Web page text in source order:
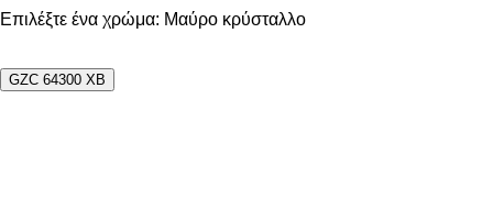
Επιλέξτε ένα χρώμα: Mαύρο κρύσταλλο
GZC 64300 XB